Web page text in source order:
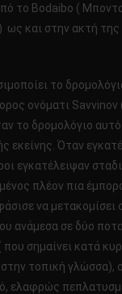
το Bodaibo (
ως και στην ακτή
το
ονόματι
το δρομολόγιο
εκείνης. Όταν
εγκατέλειψαν
πλέον πια
να μετακομίσει
ανάμεσα σε δύο
σημαίνει κατά
στην τοπική γλώσσα),
ελαφρώς